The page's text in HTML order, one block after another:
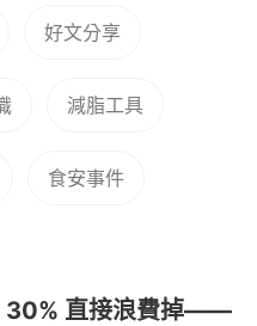
好文分享
減脂工具
食安事件
30% 直接浪費掉——